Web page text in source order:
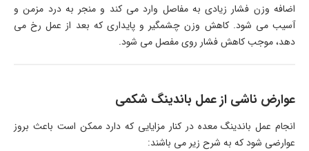
اضافه وزن فشار زیادی به مفاصل وارد می کند و منجر به درد مزمن و
آسیب می شود. کاهش وزن چشمگیر و پایداری که بعد از عمل رخ می
دهد، موجب کاهش فشار روی مفصل می شود.
عوارض ناشی از عمل باندینگ شکمی
انجام عمل باندینگ معده در کنار مزایایی که دارد ممکن است باعث بروز
عوارضی شود که به شرح زیر می باشند: